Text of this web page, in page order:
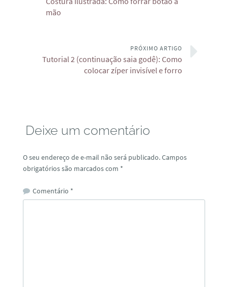
mão
PRÓXIMO ARTIGO
Tutorial 2 (continuação saia godê): Como
colocar zíper invisível e forro
Deixe um comentário
O seu endereço de e-mail não será publicado.Campos
obrigatórios são marcados com *
Comentário *